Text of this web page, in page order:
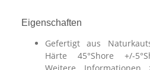
Eigenschaften
Gefertigt aus
Härte 45°Shore +/-
Weitere Informationen